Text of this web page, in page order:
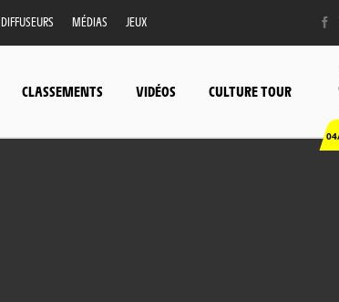
DIFFUSEURS MÉDIAS JEUX
CLASSEMENTS VIDÉOS CULTURE TOUR